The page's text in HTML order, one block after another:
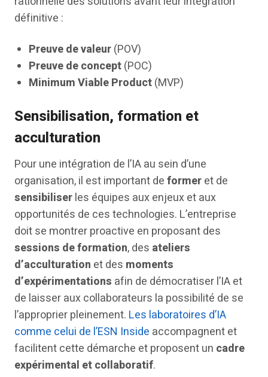
définitive :
Preuve de valeur(POV)
Preuve de concept(POC)
Minimum Viable Product(MVP)
Sensibilisation, formation et
acculturation
Pour une intégration de l’IA au sein d’une
organisation, il est important deformeret de
sensibiliserles équipes aux enjeux et aux
opportunités de ces technologies. L’entreprise
doit se montrer proactive en proposant des
sessions de formation, des ateliers
d’acculturation et des moments
d’expérimentations afin de démocratiser l’IA et
de laisser aux collaborateurs la possibilité de se
l’approprier pleinement. Les laboratoires d’IA
comme celui de l’ESN Inside accompagnent et
facilitent cette démarche et proposent un cadre
expérimental et collaboratif.